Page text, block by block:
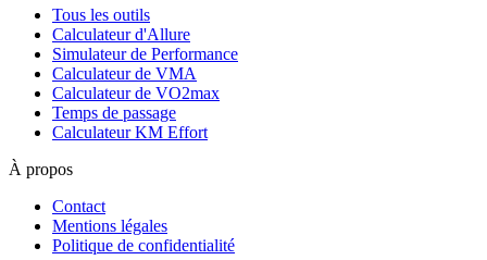
Tous les outils
Calculateur d'Allure
Simulateur de Performance
Calculateur de VMA
Calculateur de VO2max
Temps de passage
Calculateur KM Effort
À propos
Contact
Mentions légales
Politique de confidentialité